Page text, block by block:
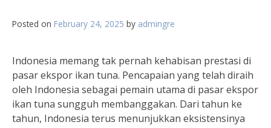
Posted on February 24, 2025 by admingre
Indonesia memang tak pernah kehabisan prestasi di
pasar ekspor ikan tuna. Pencapaian yang telah diraih
oleh Indonesia sebagai pemain utama di pasar ekspor
ikan tuna sungguh membanggakan. Dari tahun ke
tahun, Indonesia terus menunjukkan eksistensinya